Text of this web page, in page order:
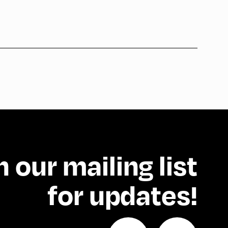
our mailing list
for updates!